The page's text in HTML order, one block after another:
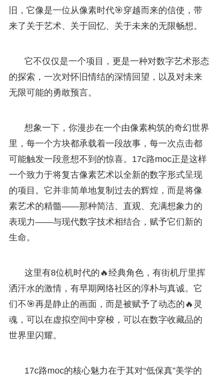
旧，它像是一位从像素时代🎯穿越而来的信使，带
来了关于艺术、关于回忆、关于未来的无限畅想。
它不仅仅是一个项目，更是一种对数字艺术形态
的探索，一次对怀旧情结的深情回望，以及对未来
无限可能的勇敢预言。
想象一下，你漫步在一个由像素构筑的奇幻世界
里，每一个方块都承载着一段故事，每一次点击都
可能触发一段意想不到的惊喜。17c路moc正是这样
一个致力于将复古像素艺术以全新的数字形式呈现
的项目。它并非简单地复制过去的辉煌，而是将像
素艺术的精髓——那种简洁、直观、充满想象力的
表现力——与现代数字技术相结合，赋予它们新的
生命。
这里有8位机时代的🔥经典角色，有街机厅里挥
洒汗水的激情，有早期网络社区的淳朴与真诚。它
们不🎯再是静止的画面，而是被赋予了动态的🔥灵
魂，可以在虚拟空间中穿梭，可以在数字收藏品的
世界里闪耀。
17c路moc的核心魅力在于其对“低保真”美学的